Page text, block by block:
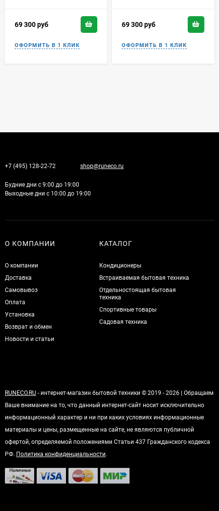
69 300руб 69 300руб
+7 (495) 128-22-72 shop@runeco.ru
Будние дни с 9:00 до 19:00
Выходные дни с 10:00 до 19:00
О КОМПАНИИ
О компании
Доставка
Самовывоз
Оплата
Установка
Возврат и обмен
Новости и статьи
КАТАЛОГ
Кондиционеры
Встраиваемая бытовая техника
Отдельностоящая бытовая
техника
Спортивные товары
Садовая техника
RUNECO.RU - интернет-магазин бытовой техники © 2019 - 2026 | Обращаем
Ваше внимание на то, что данный интернет-сайт носит исключительно
информационный характер и ни при каких условиях информационные
материалы и цены, размещенные на сайте, не являются публичной
офертой, определяемой положениями Статьи 437 Гражданского кодекса
РФ. Политика конфиденциальности.